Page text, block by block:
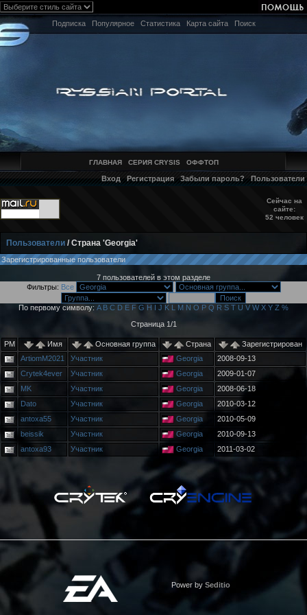
Подписка Популярное Статистика Карта сайта Поиск
ГЛАВНАЯ СЕРИЯ CRYSIS ОФФТОП
Вход Регистрация Забыли пароль? Пользователи
Сейчас на
сайте:
52 человек
Пользователи / Страна 'Georgia'
Зарегистрированные пользователи
7 пользователей в этом разделе
Фильтры: Все
По первому символу: A B C D E F G H I J K L M N O P Q R S T U V W X Y Z %
Страница 1/1
PM Имя Основная группа Страна
Зарегистрирован
ArtiomM2021
Участник Georgia
2008-09-13
Crytek4ever
Участник Georgia
2009-01-07
MK
Участник Georgia
2008-06-18
Dato
Участник Georgia
2010-03-12
antoxa55
Участник Georgia
2010-05-09
beissik
Участник Georgia
2010-09-13
antoxa93
Участник Georgia 2011-03-02
Power by Seditio